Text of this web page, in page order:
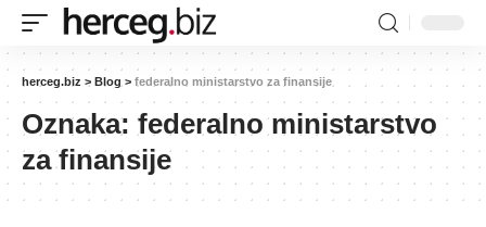
herceg.biz > Blog > federalno ministarstvo za finansije
Oznaka:federalno ministarstvo
za finansije